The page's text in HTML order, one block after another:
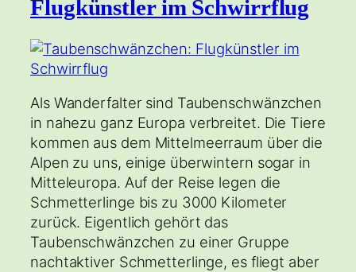
Flugkünstler im Schwirrflug
Als Wanderfalter sind Taubenschwänzchen
in nahezu ganz Europa verbreitet. Die Tiere
kommen aus dem Mittelmeerraum über die
Alpen zu uns, einige überwintern sogar in
Mitteleuropa. Auf der Reise legen die
Schmetterlinge bis zu 3000 Kilometer
zurück. Eigentlich gehört das
Taubenschwänzchen zu einer Gruppe
nachtaktiver Schmetterlinge, es fliegt aber